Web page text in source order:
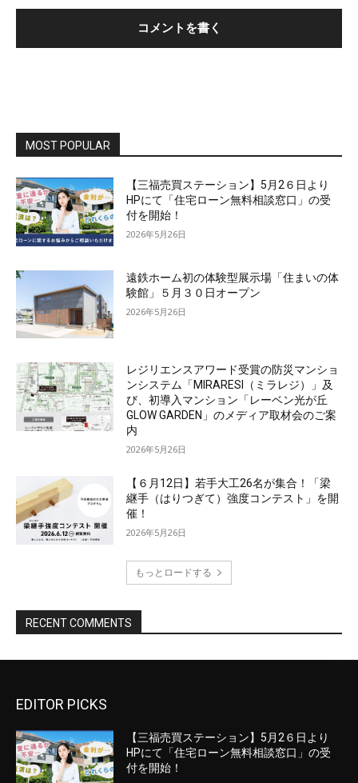
EDITOR PICKS
【三福売買ステーション】5月2６日より
HPにて「住宅ローン無料相談窓口」の受
付を開始！